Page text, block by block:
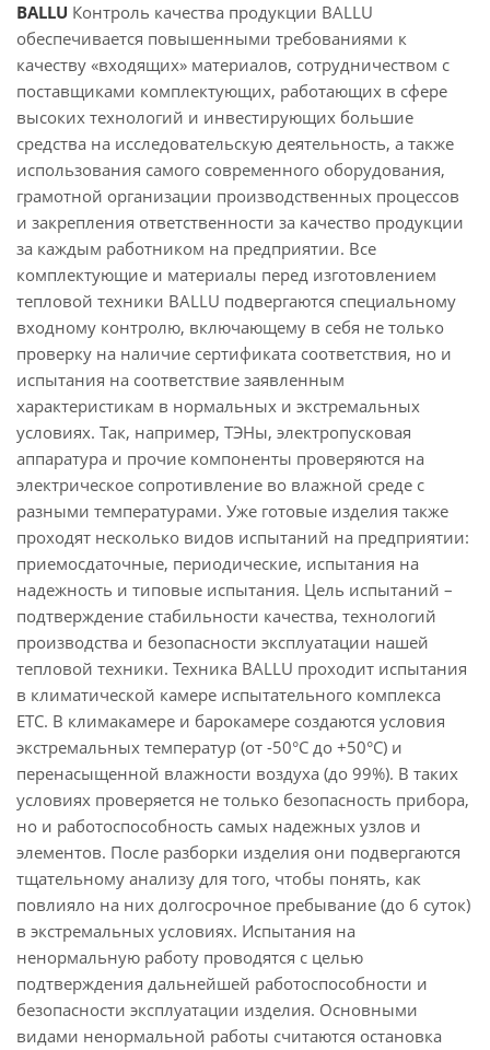
BALLU Контроль качества продукции BALLU
обеспечивается повышенными требованиями к
качеству «входящих» материалов, сотрудничеством с
поставщиками комплектующих, работающих в сфере
высоких технологий и инвестирующих большие
средства на исследовательскую деятельность, а также
использования самого современного оборудования,
грамотной организации производственных процессов
и закрепления ответственности за качество продукции
за каждым работником на предприятии. Все
комплектующие и материалы перед изготовлением
тепловой техники BALLU подвергаются специальному
входному контролю, включающему в себя не только
проверку на наличие сертификата соответствия, но и
испытания на соответствие заявленным
характеристикам в нормальных и экстремальных
условиях. Так, например, ТЭНы, электропусковая
аппаратура и прочие компоненты проверяются на
электрическое сопротивление во влажной среде с
разными температурами. Уже готовые изделия также
проходят несколько видов испытаний на предприятии:
приемосдаточные, периодические, испытания на
надежность и типовые испытания. Цель испытаний –
подтверждение стабильности качества, технологий
производства и безопасности эксплуатации нашей
тепловой техники. Техника BALLU проходит испытания
в климатической камере испытательного комплекса
ETC. В климакамере и барокамере создаются условия
экстремальных температур (от -50°С до +50°С) и
перенасыщенной влажности воздуха (до 99%). В таких
условиях проверяется не только безопасность прибора,
но и работоспособность самых надежных узлов и
элементов. После разборки изделия они подвергаются
тщательному анализу для того, чтобы понять, как
повлияло на них долгосрочное пребывание (до 6 суток)
в экстремальных условиях. Испытания на
ненормальную работу проводятся с целью
подтверждения дальнейшей работоспособности и
безопасности эксплуатации изделия. Основными
видами ненормальной работы считаются остановка